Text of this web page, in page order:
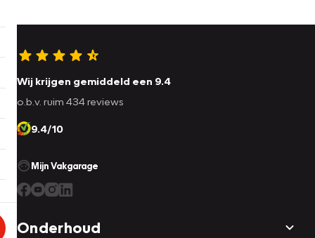
Wij krijgen gemiddeld een 9.4
o.b.v. ruim 434 reviews
9.4/10
Mijn Vakgarage
Onderhoud